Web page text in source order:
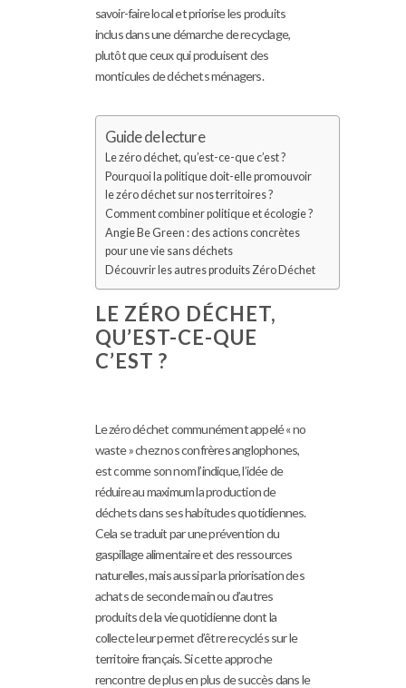
savoir-faire local et priorise les produits
inclus dans une démarche de recyclage,
plutôt que ceux qui produisent des
monticules de déchets ménagers.
Guide de lecture
Le zéro déchet, qu’est-ce-que c’est ?
Pourquoi la politique doit-elle promouvoir
le zéro déchet sur nos territoires ?
Comment combiner politique et écologie ?
Angie Be Green : des actions concrètes
pour une vie sans déchets
Découvrir les autres produits Zéro Déchet
LE ZÉRO DÉCHET,
QU’EST-CE-QUE
C’EST ?
Le zéro déchet communément appelé « no
waste » chez nos confrères anglophones,
est comme son nom l’indique, l’idée de
réduire au maximum la production de
déchets dans ses habitudes quotidiennes.
Cela se traduit par une prévention du
gaspillage alimentaire et des ressources
naturelles, mais aussi par la priorisation des
achats de seconde main ou d’autres
produits de la vie quotidienne dont la
collecte leur permet d’être recyclés sur le
territoire français. Si cette approche
rencontre de plus en plus de succès dans le